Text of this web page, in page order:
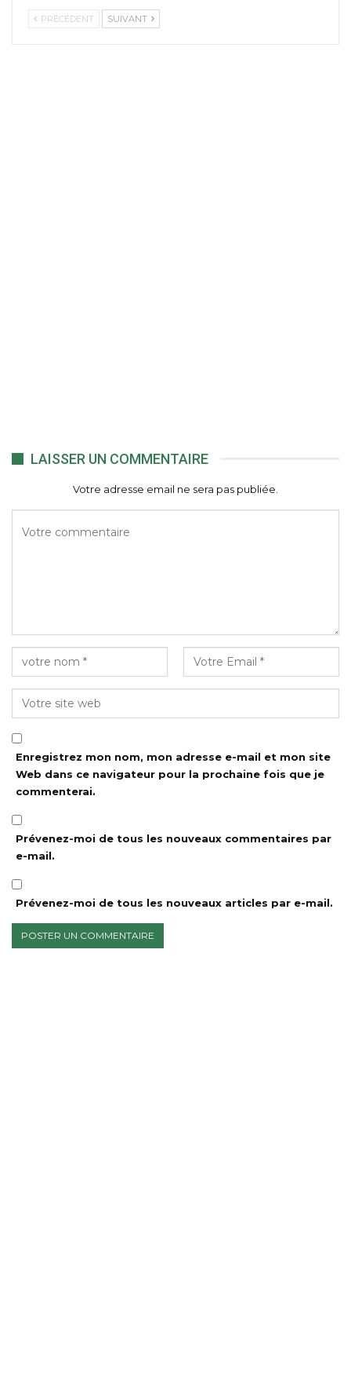
PRÉCÉDENT SUIVANT
LAISSER UN COMMENTAIRE
Votre adresse email ne sera pas publiée.
Enregistrez mon nom, mon adresse e-mail et mon site
Web dans ce navigateur pour la prochaine fois que je
commenterai.
Prévenez-moi de tous les nouveaux commentaires par
e-mail.
Prévenez-moi de tous les nouveaux articles par e-mail.